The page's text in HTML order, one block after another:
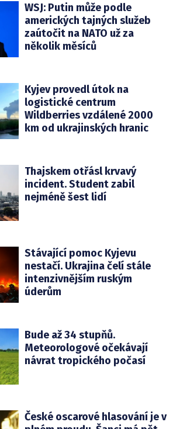
WSJ: Putin může podle
amerických tajných služeb
zaútočit na NATO už za
několik měsíců
Kyjev provedl útok na
logistické centrum
Wildberries vzdálené 2000
km od ukrajinských hranic
Thajskem otřásl krvavý
incident. Student zabil
nejméně šest lidí
Stávající pomoc Kyjevu
nestačí. Ukrajina čelí stále
intenzivnějším ruským
úderům
Bude až 34 stupňů.
Meteorologové očekávají
návrat tropického počasí
České oscarové hlasování je v